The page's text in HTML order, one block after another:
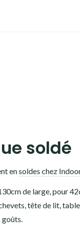
soldé
ensoldes chez
de large, pour
tête de lit,
goûts.